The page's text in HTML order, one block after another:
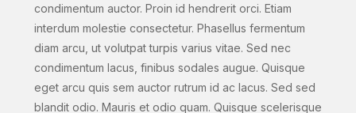
condimentum auctor. Proin id hendrerit orci. Etiam
interdum molestie consectetur. Phasellus fermentum
diam arcu, ut volutpat turpis varius vitae. Sed nec
condimentum lacus, finibus sodales augue. Quisque
eget arcu quis sem auctor rutrum id ac lacus. Sed sed
blandit odio. Mauris et odio quam. Quisque scelerisque